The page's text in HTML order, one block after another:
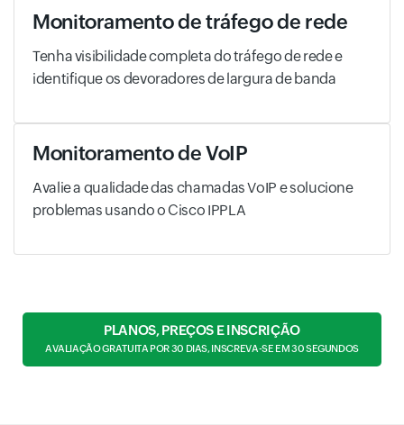
Monitoramento de tráfego de rede
Tenha visibilidade completa do tráfego de rede e
identifique os devoradores de largura de banda
Monitoramento de VoIP
Avalie a qualidade das chamadas VoIP e solucione
problemas usando o Cisco IPPLA
PLANOS, PREÇOS E INSCRIÇÃO
AVALIAÇÃO GRATUITA POR 30 DIAS, INSCREVA-SE EM 30 SEGUNDOS